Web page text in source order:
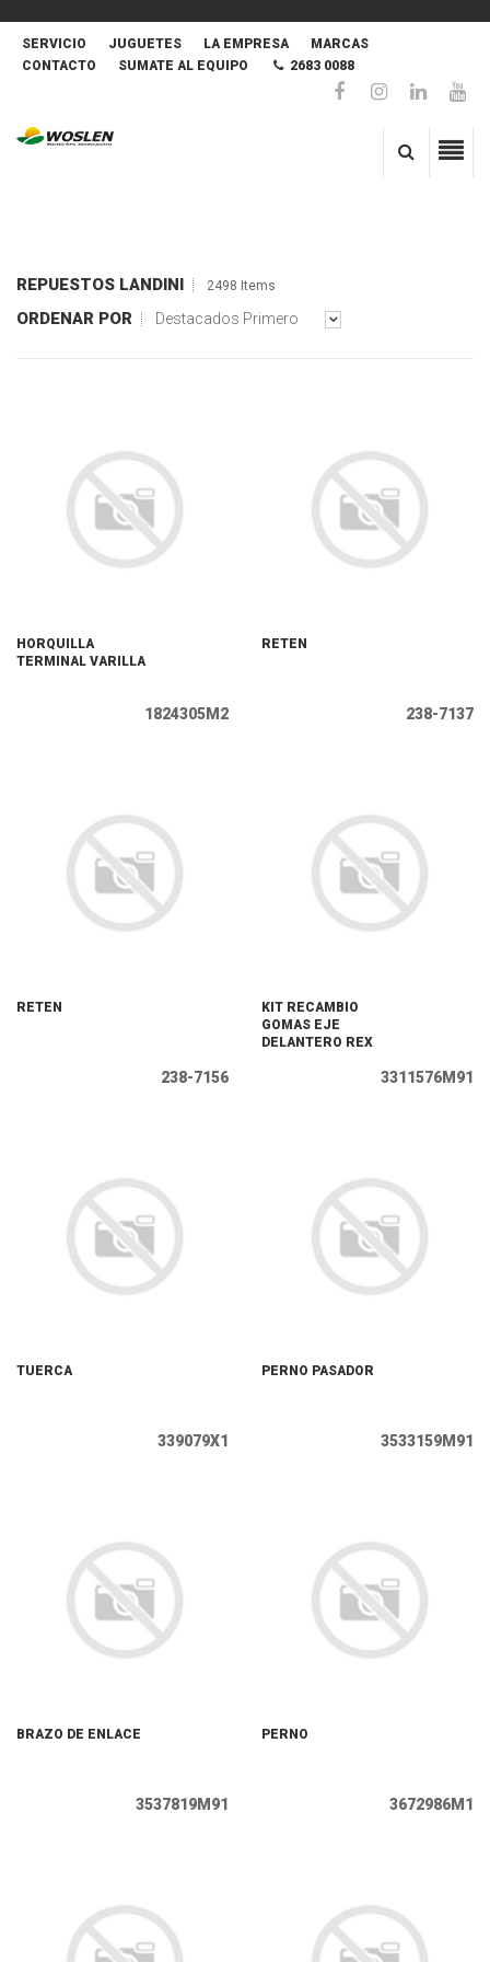
SERVICIO JUGUETES LA EMPRESA
MARCAS
CONTACTO
SUMATE AL EQUIPO 2683 0088
REPUESTOS LANDINI 2498 Items
ORDENAR POR Destacados Primero
HORQUILLA
TERMINAL VARILLA
1824305M2
RETEN
238-7137
RETEN
238-7156
KIT RECAMBIO
GOMAS EJE
DELANTERO REX
3311576M91
TUERCA
339079X1
PERNO PASADOR
3533159M91
BRAZO DE ENLACE
3537819M91
PERNO
3672986M1